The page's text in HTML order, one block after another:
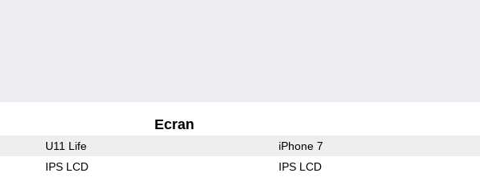
Ecran
U11 Life iPhone 7
IPS LCD IPS LCD